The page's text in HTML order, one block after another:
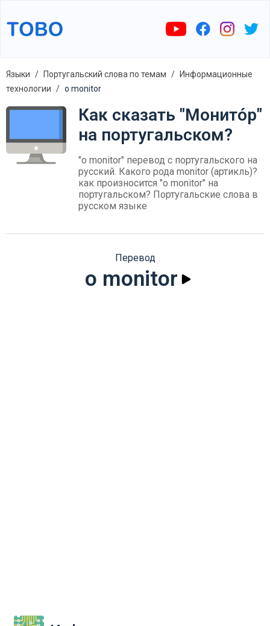
Языки Португальский слова по темам
Информационные
технологии
o monitor
Как сказать "Монито́р"
на португальском?
"o monitor" перевод с португальского на
русский. Какого рода monitor (артикль)?
как произносится "o monitor" на
португальском? Португальские слова в
русском языке
Перевод
o monitor